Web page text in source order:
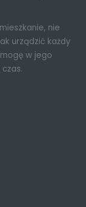
nie
urządzić każdy
w jego